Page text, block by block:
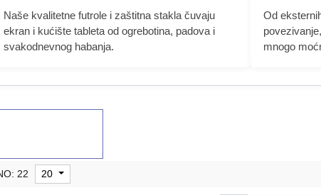
Naše kvalitetne futrole i zaštitna stakla čuvaju
ekran i kućište tableta od ogrebotina, padova i
svakodnevnog habanja.
Od
mnogo
22 20